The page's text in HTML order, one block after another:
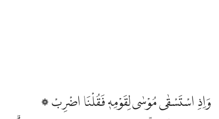
۞ وَاِذِ اسْتَسْقٰى مُوْسٰى لِقَوْمِهٖ فَقُلْنَا اضْرِبْ